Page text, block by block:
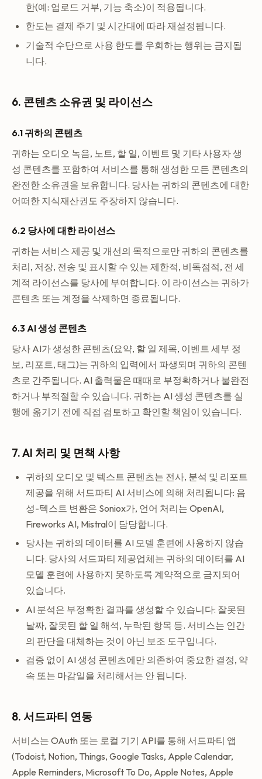
한(예: 업로드 거부, 기능 축소)이 적용됩니다.
한도는 결제 주기 및 시간대에 따라 재설정됩니다.
기술적 수단으로 사용 한도를 우회하는 행위는 금지됩
니다.
6. 콘텐츠 소유권 및 라이선스
6.1 귀하의 콘텐츠
귀하는 오디오 녹음, 노트, 할 일, 이벤트 및 기타 사용자 생
성 콘텐츠를 포함하여 서비스를 통해 생성한 모든 콘텐츠의
완전한 소유권을 보유합니다. 당사는 귀하의 콘텐츠에 대한
어떠한 지식재산권도 주장하지 않습니다.
6.2 당사에 대한 라이선스
귀하는 서비스 제공 및 개선의 목적으로만 귀하의 콘텐츠를
처리, 저장, 전송 및 표시할 수 있는 제한적, 비독점적, 전 세
계적 라이선스를 당사에 부여합니다. 이 라이선스는 귀하가
콘텐츠 또는 계정을 삭제하면 종료됩니다.
6.3 AI 생성 콘텐츠
당사 AI가 생성한 콘텐츠(요약, 할 일 제목, 이벤트 세부 정
보, 리포트, 태그)는 귀하의 입력에서 파생되며 귀하의 콘텐
츠로 간주됩니다. AI 출력물은 때때로 부정확하거나 불완전
하거나 부적절할 수 있습니다. 귀하는 AI 생성 콘텐츠를 실
행에 옮기기 전에 직접 검토하고 확인할 책임이 있습니다.
7. AI 처리 및 면책 사항
귀하의 오디오 및 텍스트 콘텐츠는 전사, 분석 및 리포트
제공을 위해 서드파티 AI 서비스에 의해 처리됩니다: 음
성-텍스트 변환은 Soniox가, 언어 처리는 OpenAI,
Fireworks AI, Mistral이 담당합니다.
당사는 귀하의 데이터를 AI 모델 훈련에 사용하지 않습
니다. 당사의 서드파티 제공업체는 귀하의 데이터를 AI
모델 훈련에 사용하지 못하도록 계약적으로 금지되어
있습니다.
AI 분석은 부정확한 결과를 생성할 수 있습니다: 잘못된
날짜, 잘못된 할 일 해석, 누락된 항목 등. 서비스는 인간
의 판단을 대체하는 것이 아닌 보조 도구입니다.
검증 없이 AI 생성 콘텐츠에만 의존하여 중요한 결정, 약
속 또는 마감일을 처리해서는 안 됩니다.
8. 서드파티 연동
서비스는 OAuth 또는 로컬 기기 API를 통해 서드파티 앱
(Todoist, Notion, Things, Google Tasks, Apple Calendar,
Apple Reminders, Microsoft To Do, Apple Notes, Apple